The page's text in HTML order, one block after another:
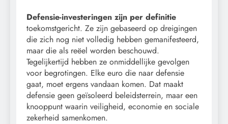
Defensie-investeringen zijn per definitie
toekomstgericht. Ze zijn gebaseerd op dreigingen
die zich nog niet volledig hebben gemanifesteerd,
maar die als reëel worden beschouwd.
Tegelijkertijd hebben ze onmiddellijke gevolgen
voor begrotingen. Elke euro die naar defensie
gaat, moet ergens vandaan komen. Dat maakt
defensie geen geïsoleerd beleidsterrein, maar een
knooppunt waarin veiligheid, economie en sociale
zekerheid samenkomen.